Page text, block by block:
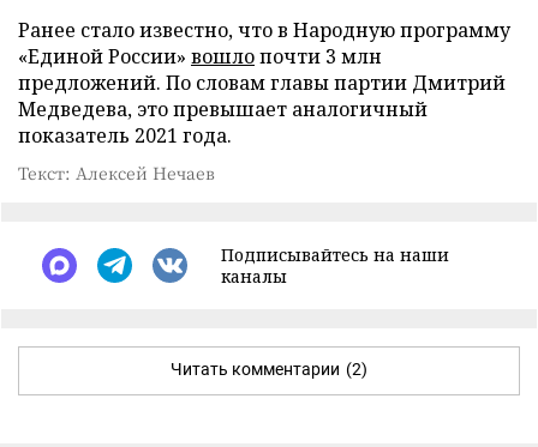
Ранее стало известно, что в Народную программу
«Единой России» вошлопочти 3 млн
предложений. По словам главы партии Дмитрий
Медведева, это превышает аналогичный
показатель 2021 года.
Текст: Алексей Нечаев
Подписывайтесь на наши
каналы
Читать комментарии (2)